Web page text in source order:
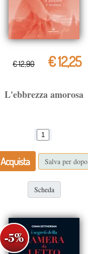
€ 12,90 € 12,25
L'ebbrezza amorosa
Acquista Salva per dopo
Scheda